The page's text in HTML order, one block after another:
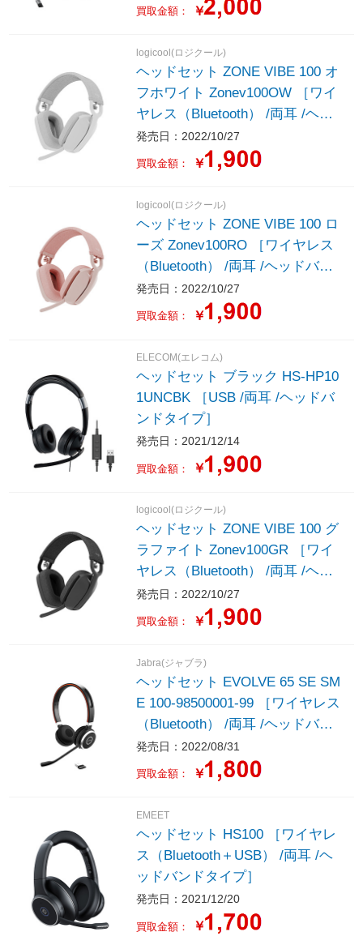
買取金額： ￥
logicool(ロジクール)
ヘッドセット ZONE VIBE 100 オ
フホワイト Zonev100OW ［ワイ
ヤレス（Bluetooth） /両耳 /ヘッ
ドバンドタイプ］
発売日：2022/10/27
買取金額： ￥
logicool(ロジクール)
ヘッドセット ZONE VIBE 100 ロ
ーズ Zonev100RO ［ワイヤレス
（Bluetooth） /両耳 /ヘッドバン
ドタイプ］
発売日：2022/10/27
買取金額： ￥
ELECOM(エレコム)
ヘッドセット ブラック HS-HP10
1UNCBK ［USB /両耳 /ヘッドバ
ンドタイプ］
発売日：2021/12/14
買取金額： ￥
logicool(ロジクール)
ヘッドセット ZONE VIBE 100 グ
ラファイト Zonev100GR ［ワイ
ヤレス（Bluetooth） /両耳 /ヘッ
ドバンドタイプ］
発売日：2022/10/27
買取金額： ￥
Jabra(ジャブラ)
ヘッドセット EVOLVE 65 SE SM
E 100-98500001-99 ［ワイヤレス
（Bluetooth） /両耳 /ヘッドバン
ドタイプ］
発売日：2022/08/31
買取金額： ￥
EMEET
ヘッドセット HS100 ［ワイヤレ
ス（Bluetooth＋USB） /両耳 /ヘ
ッドバンドタイプ］
発売日：2021/12/20
買取金額： ￥